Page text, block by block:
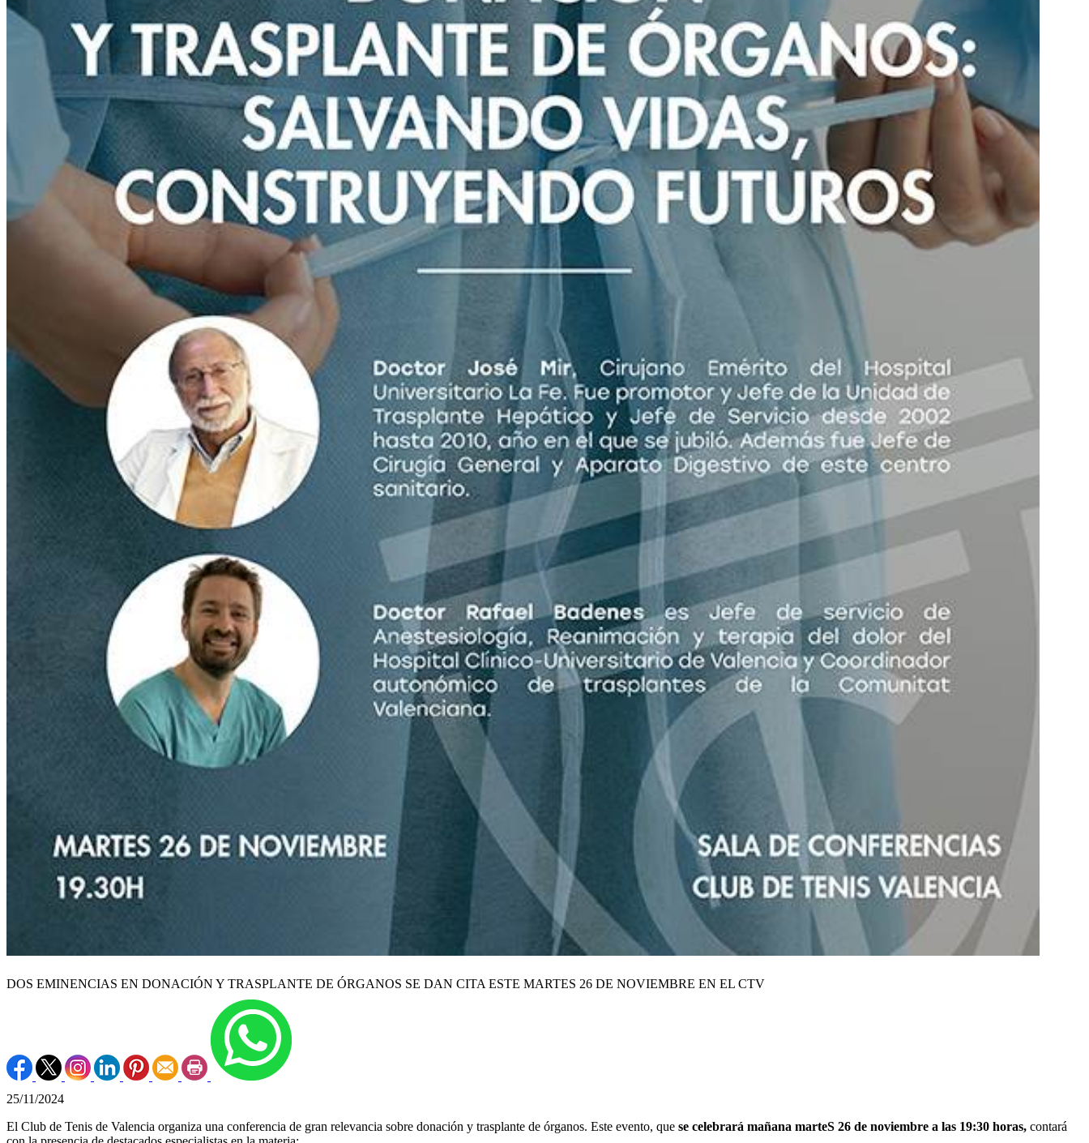
DOS EMINENCIAS EN DONACIÓN Y TRASPLANTE DE ÓRGANOS SE DAN CITA ESTE MARTES 26 DE NOVIEMBRE EN EL CTV
25/11/2024
El Club de Tenis de Valencia organiza una conferencia de gran relevancia sobre donación y trasplante de órganos. Este evento, que se celebrará mañana marteS 26 de noviembre a las 19:30 horas, contará